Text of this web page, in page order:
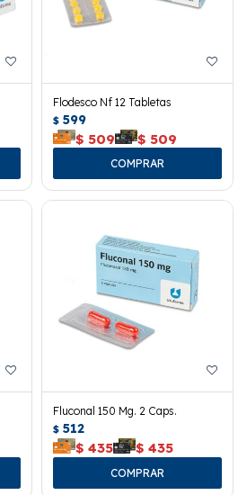
Flodesco Nf 12 Tabletas
$ 599
$ 509 $ 509
Fluconal 150 Mg. 2 Caps.
$ 512
$ 435 $ 435